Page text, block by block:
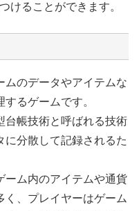
けることができます。
ムのデータやアイテムな
るゲームです。
台帳技術と呼ばれる技術
に分散して記録されるた
ーム内のアイテムや通貨
く、プレイヤーはゲーム